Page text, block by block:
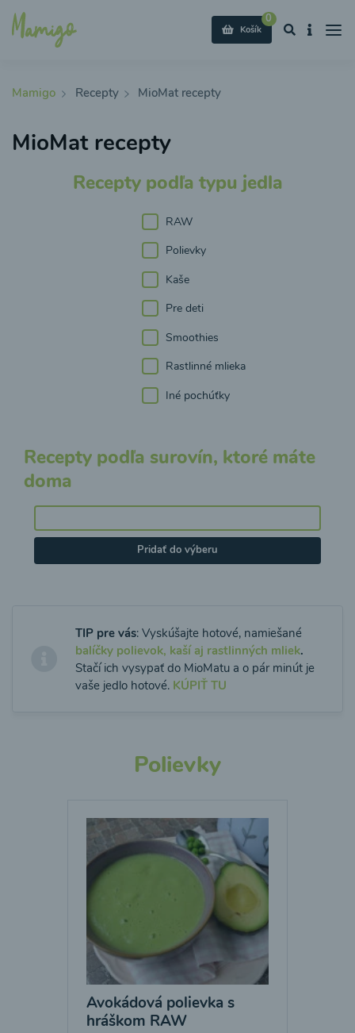
0
Košík
Mamigo Recepty MioMat recepty
MioMat recepty
Recepty podľa typu jedla
RAW
Polievky
Kaše
Pre deti
Smoothies
Rastlinné mlieka
Iné pochúťky
Recepty podľa surovín, ktoré máte
doma
Pridať do výberu
TIP pre vás: Vyskúšajte hotové, namiešané
balíčky polievok, kaší aj rastlinných mliek.
Stačí ich vysypať do MioMatu a o pár minút je
vaše jedlo hotové. KÚPIŤ TU
Polievky
Avokádová polievka s
hráškom RAW